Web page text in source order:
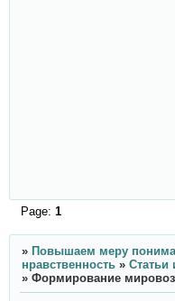
Page: 1
» Повышаем меру
нравственность » Статьи
» Формирование